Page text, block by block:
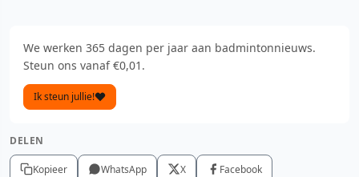
We werken 365 dagen per jaar aan badmintonnieuws.
Steun ons vanaf €0,01.
Ik steun jullie!
DELEN
Kopieer WhatsApp X Facebook